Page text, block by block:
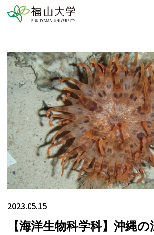
2023.05.15
【海洋生物科学科】沖縄